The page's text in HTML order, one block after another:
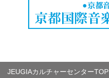
JEUGIAカルチャーセンターTOP